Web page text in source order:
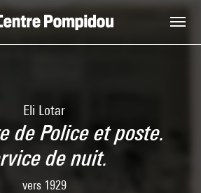
Eli Lotar
de Police et poste.
de nuit.
vers 1929